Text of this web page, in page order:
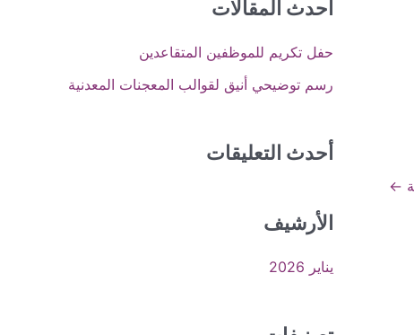
←
ث
ع
:
أحدث المقالات
حفل تكريم للموظفين المتقاعدين
رسم توضيحي أنيق لقوالب المعجنات المعدنية
أحدث التعليقات
الأرشيف
يناير 2026